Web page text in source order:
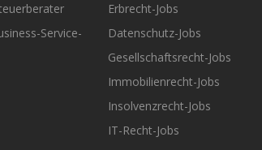
Service-
Erbrecht-Jobs
Datenschutz-Jobs
Gesellschaftsrecht-Jobs
Immobilienrecht-Jobs
Insolvenzrecht-Jobs
IT-Recht-Jobs